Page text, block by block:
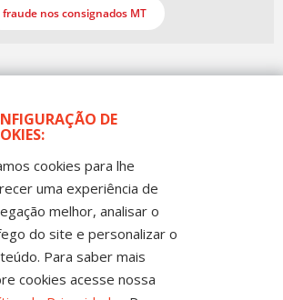
DE
cookies para lhe
uma experiência de
melhor, analisar o
do site e personalizar o
Para saber mais
cookies acesse nossa
fraude nos consignados MT
MT - Sindicato dos Trabalhadores no Ensino
Mestre João Guimarães, 102 -
- Cuiabá-MT CEP 78010-170 |
(65) 3317-4300 - 0800 654343 - Fax: 3317
4327